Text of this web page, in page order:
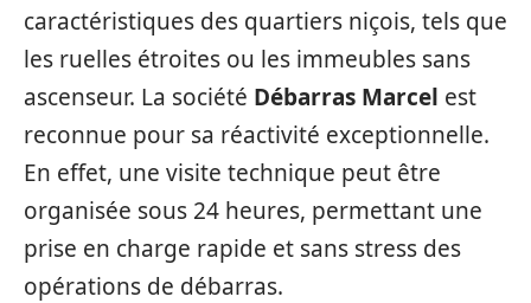
caractéristiques des quartiers niçois, tels que
les ruelles étroites ou les immeubles sans
ascenseur. La société Débarras Marcel est
reconnue pour sa réactivité exceptionnelle.
En effet, une visite technique peut être
organisée sous 24 heures, permettant une
prise en charge rapide et sans stress des
opérations de débarras.